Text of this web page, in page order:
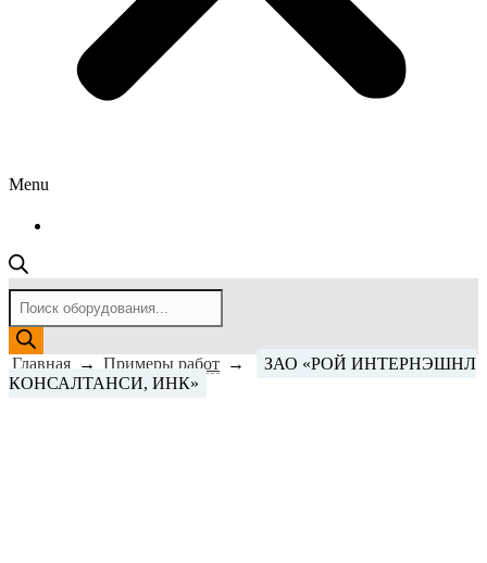
Menu
Поиск
товаров
Главная → Примеры работ →
ЗАО «РОЙ ИНТЕРНЭШНЛ
КОНСАЛТАНСИ, ИНК»